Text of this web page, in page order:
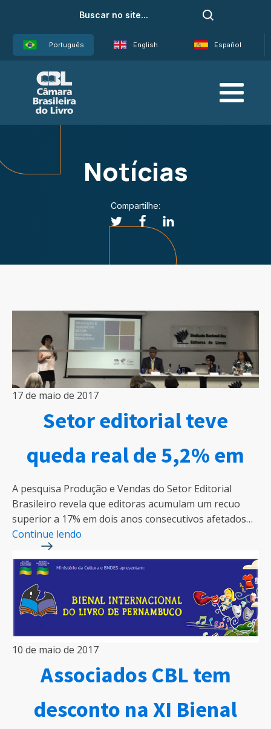
Português English Español
Notícias
Compartilhe:
17 de maio de 2017
Setor editorial teve
queda real de 5,2% em
A pesquisa Produção e Vendas do Setor Editorial
Brasileiro revela que editoras acumulam um recuo
superior a 17% em dois anos consecutivos afetados…
Continue lendo
10 de maio de 2017
Associados CBL tem
desconto na XI Bienal